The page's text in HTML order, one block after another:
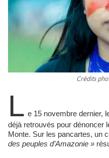
Crédits
L e 15 novembre dernier,
déjà retrouvés pour dénoncer
Monte. Sur les pancartes, un
des peuples d’Amazonie »